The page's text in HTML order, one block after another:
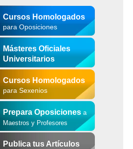
Cursos Homologados
para Oposiciones
Másteres Oficiales
Universitarios
Cursos Homologados
para Sexenios
Prepara Oposiciones a
Maestros y Profesores
Publica tus Artículos